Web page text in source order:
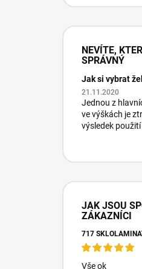
NEVÍTE,
SPRÁVNÝ
Jak si vybrat
21.11.2020
Jednou z
ve výškách je
výsledek
JAK JSOU
ZÁKAZNÍCI
Vše ok